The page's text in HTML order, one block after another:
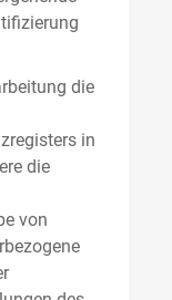
die
in
die
von